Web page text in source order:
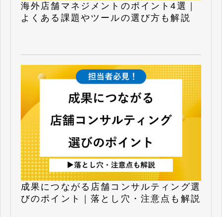
海外店舗マネジメントのポイント4選｜
よくある課題やツールの選び方も解説
成果につながる店舗コンサルティング選
びのポイント｜落とし穴・注意点も解説